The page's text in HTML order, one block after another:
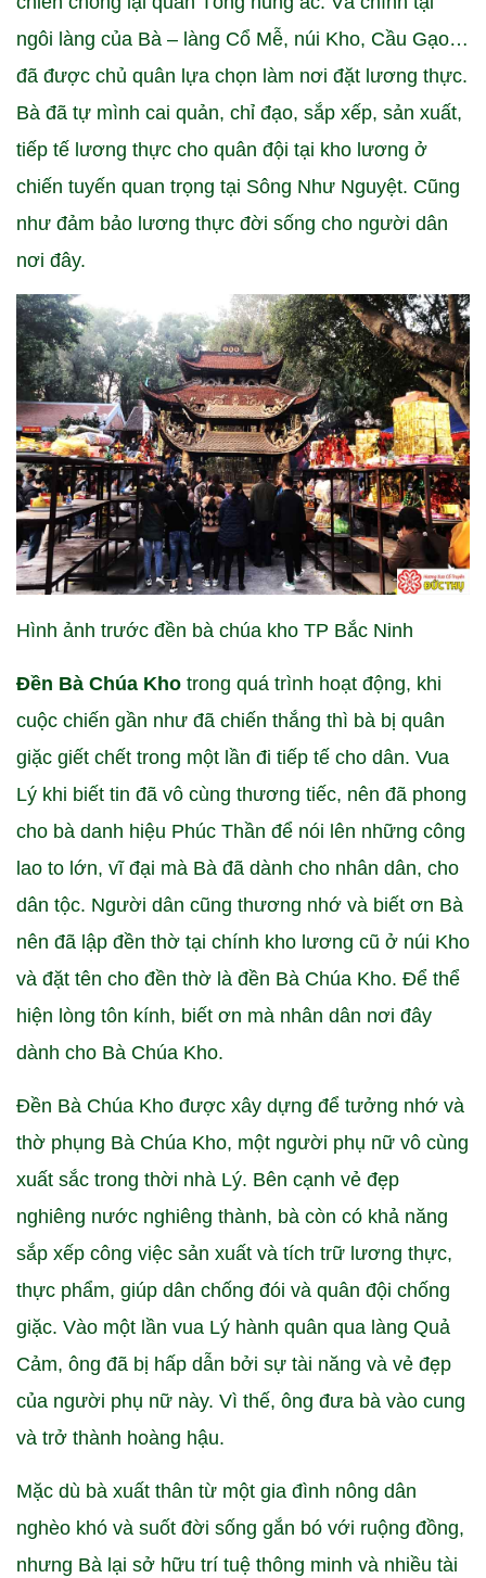
ngôi làng của Bà – làng Cổ Mễ, núi Kho, Cầu Gạo…
đã được chủ quân lựa chọn làm nơi đặt lương thực.
Bà đã tự mình cai quản, chỉ đạo, sắp xếp, sản xuất,
tiếp tế lương thực cho quân đội tại kho lương ở
chiến tuyến quan trọng tại Sông Như Nguyệt. Cũng
như đảm bảo lương thực đời sống cho người dân
nơi đây.
Hình ảnh trước đền bà chúa kho TP Bắc Ninh
Đền Bà Chúa Kho trong quá trình hoạt động, khi
cuộc chiến gần như đã chiến thắng thì bà bị quân
giặc giết chết trong một lần đi tiếp tế cho dân. Vua
Lý khi biết tin đã vô cùng thương tiếc, nên đã phong
cho bà danh hiệu Phúc Thần để nói lên những công
lao to lớn, vĩ đại mà Bà đã dành cho nhân dân, cho
dân tộc. Người dân cũng thương nhớ và biết ơn Bà
nên đã lập đền thờ tại chính kho lương cũ ở núi Kho
và đặt tên cho đền thờ là đền Bà Chúa Kho. Để thể
hiện lòng tôn kính, biết ơn mà nhân dân nơi đây
dành cho Bà Chúa Kho.
Đền Bà Chúa Kho được xây dựng để tưởng nhớ và
thờ phụng Bà Chúa Kho, một người phụ nữ vô cùng
xuất sắc trong thời nhà Lý. Bên cạnh vẻ đẹp
nghiêng nước nghiêng thành, bà còn có khả năng
sắp xếp công việc sản xuất và tích trữ lương thực,
thực phẩm, giúp dân chống đói và quân đội chống
giặc. Vào một lần vua Lý hành quân qua làng Quả
Cảm, ông đã bị hấp dẫn bởi sự tài năng và vẻ đẹp
của người phụ nữ này. Vì thế, ông đưa bà vào cung
và trở thành hoàng hậu.
Mặc dù bà xuất thân từ một gia đình nông dân
nghèo khó và suốt đời sống gắn bó với ruộng đồng,
nhưng Bà lại sở hữu trí tuệ thông minh và nhiều tài